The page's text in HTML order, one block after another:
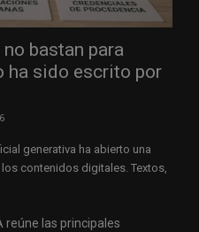
bastan para
ha sido escrito por
generativa ha abierto una
contenidos digitales. Textos,
reúne las principales